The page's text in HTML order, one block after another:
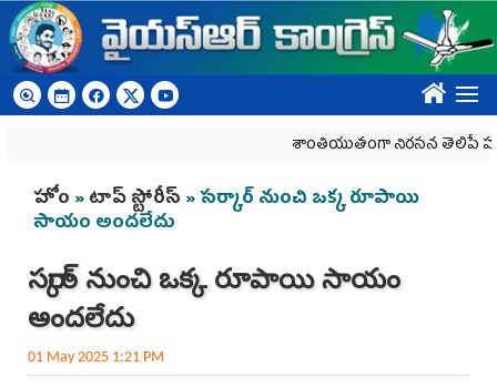
Skip to main content
????
శాంతియుతంగా నిరసన తెలిపే హక్కును
You are here
హోం »టాప్ స్టోరీస్ » స‌ర్కార్ నుంచి ఒక్క రూపాయి
సాయం అంద‌లేదు
స‌ర్కార్ నుంచి ఒక్క రూపాయి సాయం
అంద‌లేదు
01 May 2025 1:21 PM